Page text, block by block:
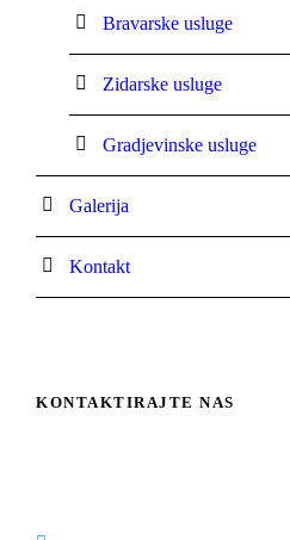
Bravarske usluge
Zidarske usluge
Gradjevinske usluge
Galerija
Kontakt
KONTAKTIRAJTE NAS